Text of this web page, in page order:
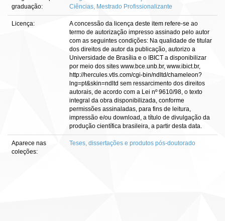
graduação:
Ciências, Mestrado Profissionalizante
Licença:
A concessão da licença deste item refere-se ao
termo de autorização impresso assinado pelo autor
com as seguintes condições: Na qualidade de titular
dos direitos de autor da publicação, autorizo a
Universidade de Brasília e o IBICT a disponibilizar
por meio dos sites www.bce.unb.br, www.ibict.br,
http://hercules.vtls.com/cgi-bin/ndltd/chameleon?
lng=pt&skin=ndltd sem ressarcimento dos direitos
autorais, de acordo com a Lei nº 9610/98, o texto
integral da obra disponibilizada, conforme
permissões assinaladas, para fins de leitura,
impressão e/ou download, a título de divulgação da
produção científica brasileira, a partir desta data.
Aparece nas
coleções:
Teses, dissertações e produtos pós-doutorado